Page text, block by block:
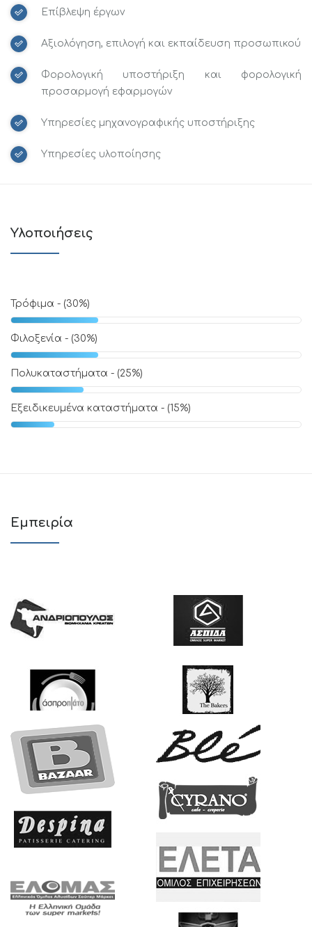
Επίβλεψη έργων
Αξιολόγηση, επιλογή και εκπαίδευση προσωπικού
Φορολογική υποστήριξη και φορολογική
προσαρμογή εφαρμογών
Υπηρεσίες μηχανογραφικής υποστήριξης
Υπηρεσίες υλοποίησης
Υλοποιήσεις
Τρόφιμα - (30%)
Φιλοξενία - (30%)
Πολυκαταστήματα - (25%)
Εξειδικευμένα καταστήματα - (15%)
Εμπειρία